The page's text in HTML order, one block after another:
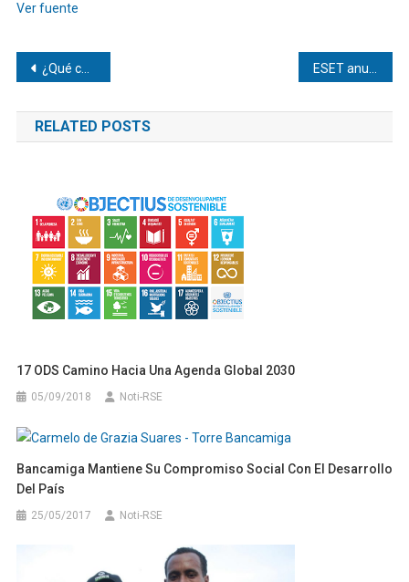
Ver fuente
Navegación
de
entradas
¿Qué culturas empresariales son más conducentes a la sostenibilidad? ESET anuncia inversión de 40 millones de euros en IA para hacer frente a la expansión de la superficie de ataque
RELATED POSTS
17 ODS Camino Hacia Una Agenda Global 2030
05/09/2018 Noti-RSE
Bancamiga Mantiene Su Compromiso Social Con El Desarrollo
Del País
25/05/2017 Noti-RSE